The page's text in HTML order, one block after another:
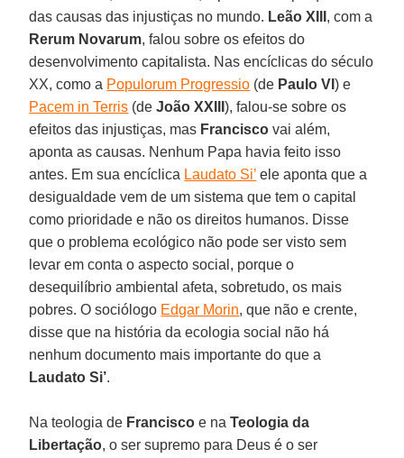
das causas das injustiças no mundo. Leão XIII , com a
Rerum Novarum, falou sobre os efeitos do
desenvolvimento capitalista. Nas encíclicas do século
XX, como a Populorum Progressio (de Paulo VI) e
Pacem in Terris (deJoão XXIII), falou-se sobre os
efeitos das injustiças, mas Francisco vai além,
aponta as causas. Nenhum Papa havia feito isso
antes. Em sua encíclica Laudato Si’ ele aponta que a
desigualdade vem de um sistema que tem o capital
como prioridade e não os direitos humanos. Disse
que o problema ecológico não pode ser visto sem
levar em conta o aspecto social, porque o
desequilíbrio ambiental afeta, sobretudo, os mais
pobres. O sociólogo Edgar Morin, que não e crente,
disse que na história da ecologia social não há
nenhum documento mais importante do que a
Laudato Si’.
Na teologia de Francisco e naTeologia da
Libertação, o ser supremo para Deus é o ser